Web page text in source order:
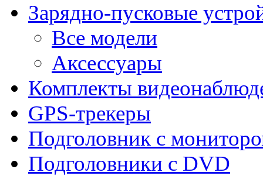
Зарядно-пусковые
Все модели
Аксессуары
Комплекты
GPS-трекеры
Подголовник с
Подголовники с DVD